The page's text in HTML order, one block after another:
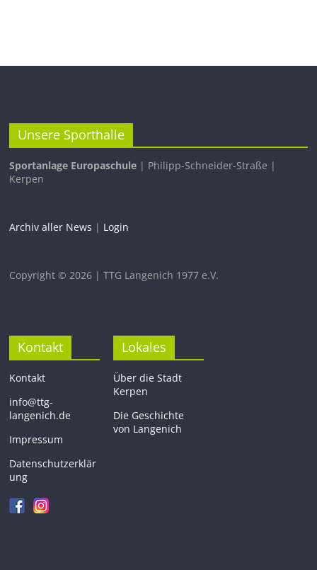
Unsere Sporthalle
Sportanlage Europaschule | Philipp-Schneider-Straße |
Kerpen
Archiv aller News | Login
Copyright © 2026 | TTG Langenich 1977 e.V.
Kontakt
Kontakt
info@ttg-
langenich.de
Impressum
Datenschutzerklär
ung
Lokales
Über die Stadt
Kerpen
Die Geschichte
von Langenich